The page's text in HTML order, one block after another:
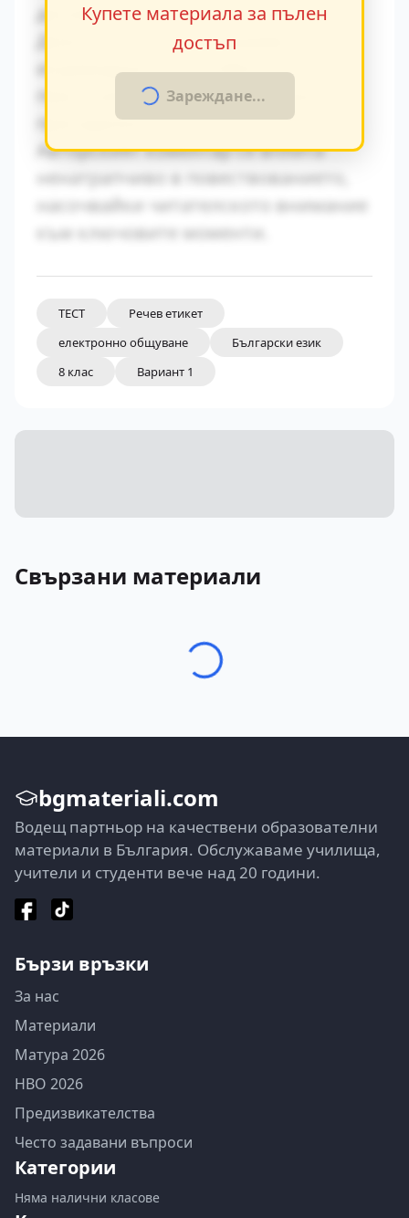
динамични и статични епизоди.
Диалогичната реч разкрива
индивидуалните особености на
персонажите и тяхната социална
принадлежност.
Авторският коментар се вплита
ненатрапчиво в повествованието,
насочвайки читателското внимание
към ключовите моменти.
Купете материала за пълен
достъп
Зареждане...
ТЕСТ
Речев етикет
електронно общуване
Български език
8 клас
Вариант 1
Свързани материали
bgmateriali.com
Водещ партньор на качествени образователни
материали в България. Обслужаваме училища,
учители и студенти вече над 20 години.
Бързи връзки
За нас
Материали
Матура 2026
НВО 2026
Предизвикателства
Често задавани въпроси
Категории
Няма налични класове